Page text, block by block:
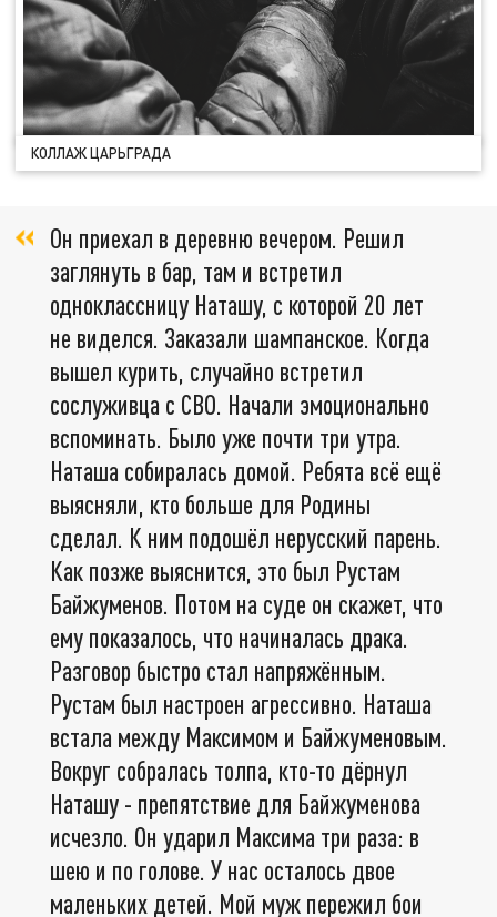
КОЛЛАЖ ЦАРЬГРАДА
Он приехал в деревню вечером. Решил
заглянуть в бар, там и встретил
одноклассницу Наташу, с которой 20 лет
не виделся. Заказали шампанское. Когда
вышел курить, случайно встретил
сослуживца с СВО. Начали эмоционально
вспоминать. Было уже почти три утра.
Наташа собиралась домой. Ребята всё ещё
выясняли, кто больше для Родины
сделал. К ним подошёл нерусский парень.
Как позже выяснится, это был Рустам
Байжуменов. Потом на суде он скажет, что
ему показалось, что начиналась драка.
Разговор быстро стал напряжённым.
Рустам был настроен агрессивно. Наташа
встала между Максимом и Байжуменовым.
Вокруг собралась толпа, кто-то дёрнул
Наташу - препятствие для Байжуменова
исчезло. Он ударил Максима три раза: в
шею и по голове. У нас осталось двое
маленьких детей. Мой муж пережил бои